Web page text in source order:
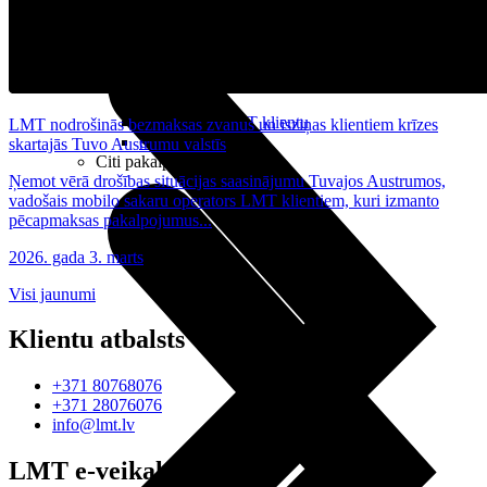
Kā kļūt par LMT klientu
eSIM tehnoloģija
Citi pakalpojumi
LMT nodrošinās bezmaksas zvanus un īsziņas klientiem krīzes
skartajās Tuvo Austrumu valstīs
Ņemot vērā drošības situācijas saasinājumu Tuvajos Austrumos,
vadošais mobilo sakaru operators LMT klientiem, kuri izmanto
pēcapmaksas pakalpojumus...
2026. gada 3. marts
Visi jaunumi
Klientu atbalsts
+371 80768076
+371 28076076
info@lmt.lv
LMT e-veikals